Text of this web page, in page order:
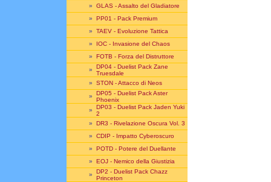
» GLAS - Assalto del Gladiatore
» PP01 - Pack Premium
» TAEV - Evoluzione Tattica
» IOC - Invasione del Chaos
» FOTB - Forza del Distruttore
» DP04 - Duelist Pack Zane
Truesdale
» STON - Attacco di Neos
» DP05 - Duelist Pack Aster
Phoenix
» DP03 - Duelist Pack Jaden Yuki
2
» DR3 - Rivelazione Oscura Vol. 3
» CDIP - Impatto Cyberoscuro
» POTD - Potere del Duellante
» EOJ - Nemico della Giustizia
» DP2 - Duelist Pack Chazz
Princeton